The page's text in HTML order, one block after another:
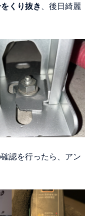
くり抜き
、後日綺麗
認を行ったら、アン